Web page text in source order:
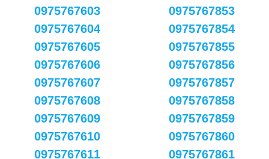
0975767603
0975767604
0975767605
0975767606
0975767607
0975767608
0975767609
0975767610
0975767611
0975767853
0975767854
0975767855
0975767856
0975767857
0975767858
0975767859
0975767860
0975767861